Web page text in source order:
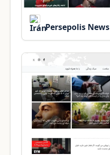
Persepolis News